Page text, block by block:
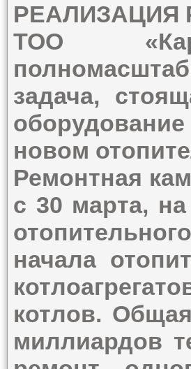
РЕАЛИЗАЦИЯ
ТОО
задача,
новом
Ремонтная
с 30 марта,
начала
котлов.
миллиардов